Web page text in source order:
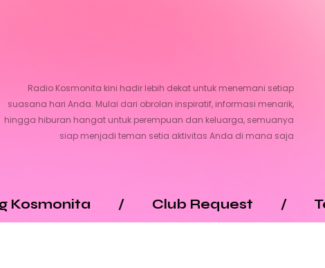
Radio Kosmonita kini hadir lebih dekat untuk menemani setiap
suasana hari Anda. Mulai dari obrolan inspiratif, informasi menarik,
hingga hiburan hangat untuk perempuan dan keluarga, semuanya
siap menjadi teman setia aktivitas Anda di mana saja
/ Club Request / Tea Time